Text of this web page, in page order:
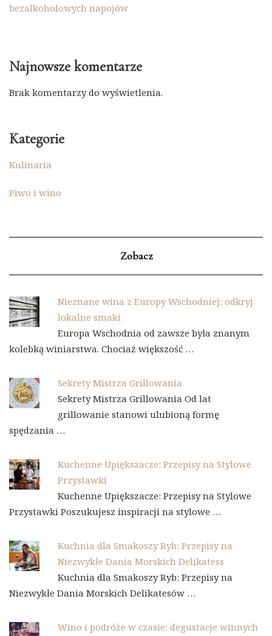
bezalkoholowych napojów
Najnowsze komentarze
Brak komentarzy do wyświetlenia.
Kategorie
Kulinaria
Piwo i wino
Zobacz
Nieznane wina z Europy Wschodniej: odkryj
lokalne smaki
Europa Wschodnia od zawsze była znanym
kolebką winiarstwa. Chociaż większość …
Sekrety Mistrza Grillowania
Sekrety Mistrza Grillowania Od lat
grillowanie stanowi ulubioną formę
spędzania …
Kuchenne Upiększacze: Przepisy na Stylowe
Przystawki
Kuchenne Upiększacze: Przepisy na Stylowe
Przystawki Poszukujesz inspiracji na stylowe …
Kuchnia dla Smakoszy Ryb: Przepisy na
Niezwykłe Dania Morskich Delikatess
Kuchnia dla Smakoszy Ryb: Przepisy na
Niezwykłe Dania Morskich Delikatesów …
Wino i podróże w czasie: degustacje winnych